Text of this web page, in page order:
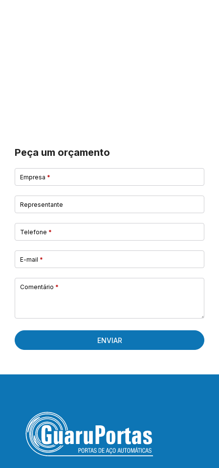
Peça um orçamento
Empresa *
Representante
Telefone *
E-mail *
Comentário *
ENVIAR